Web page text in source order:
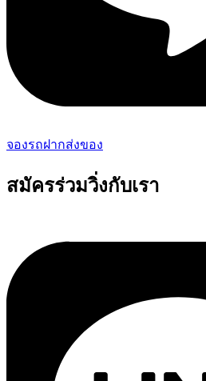
จองรถฝากส่งของ
สมัครร่วมวิ่งกับเรา